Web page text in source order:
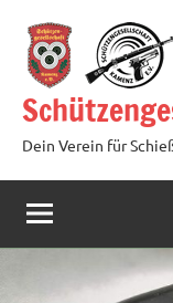
Inhalt
springen
Dein Verein für